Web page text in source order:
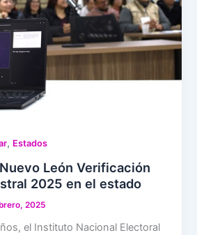
, Estados
León Verificación
2025 en el estado
2025
el Instituto Nacional Electoral